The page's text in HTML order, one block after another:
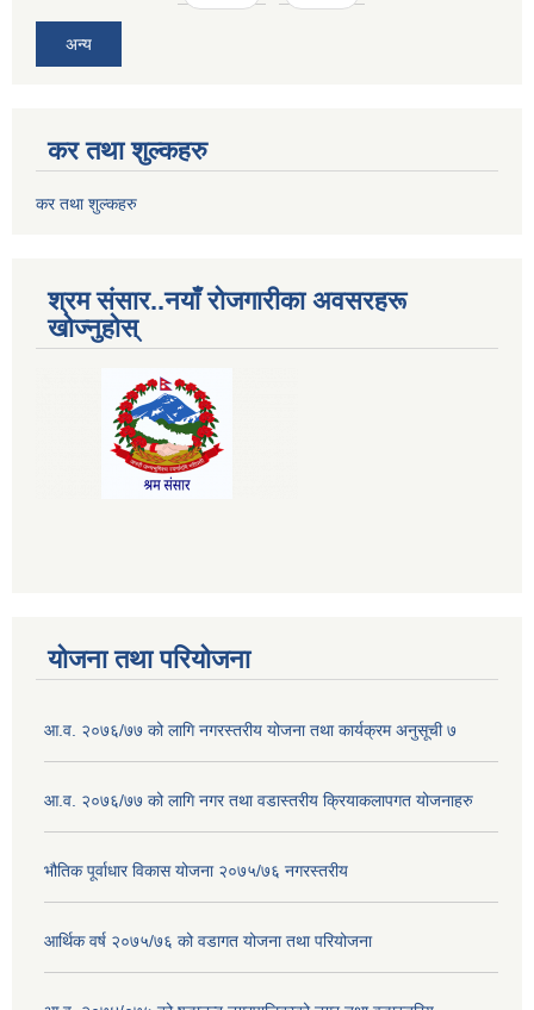
अन्य
कर तथा शुल्कहरु
कर तथा शुल्कहरु
श्रम संसार..नयाँ रोजगारीका अवसरहरू
खोज्नुहोस्
योजना तथा परियोजना
आ.व. २०७६/७७ को लागि नगरस्तरीय योजना तथा कार्यक्रम अनुसूची ७
आ.व. २०७६/७७ को लागि नगर तथा वडास्तरीय क्रियाकलापगत योजनाहरु
भौतिक पूर्वाधार विकास योजना २०७५/७६ नगरस्तरीय
आर्थिक वर्ष २०७५/७६ को वडागत योजना तथा परियोजना